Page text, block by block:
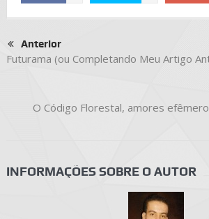
Anterior
Futurama (ou Completando Meu Artigo
O Código Florestal, amores
INFORMAÇÕES SOBRE O AUTOR